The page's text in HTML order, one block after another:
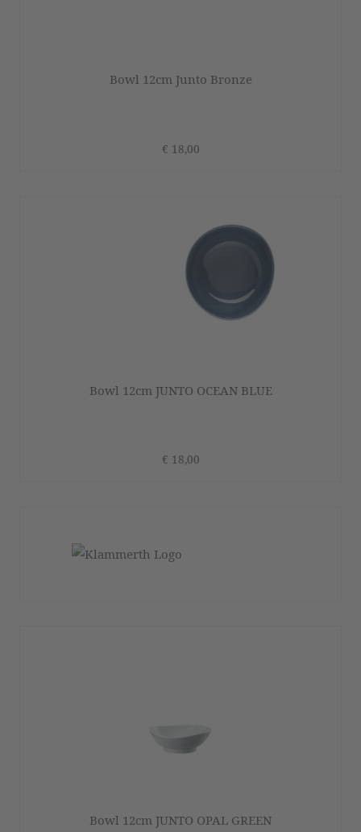
Bowl 12cm Junto Bronze
€ 18,00
Bowl 12cm JUNTO OCEAN BLUE
€ 18,00
Bowl 12cm JUNTO OPAL GREEN